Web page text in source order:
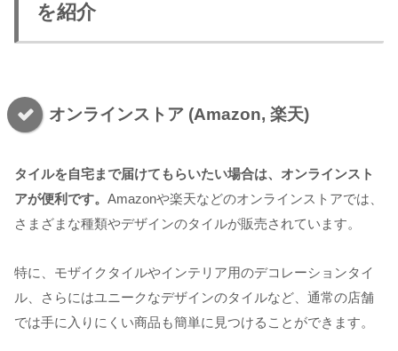
を紹介
オンラインストア (Amazon, 楽天)
タイルを自宅まで届けてもらいたい場合は、オンラインスト
アが便利です。 Amazonや楽天などのオンラインストアでは、
さまざまな種類やデザインのタイルが販売されています。
特に、モザイクタイルやインテリア用のデコレーションタイ
ル、さらにはユニークなデザインのタイルなど、通常の店舗
では手に入りにくい商品も簡単に見つけることができます。